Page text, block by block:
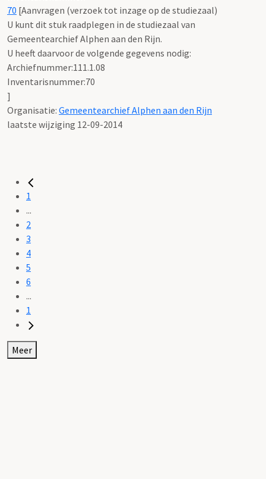
70 [Aanvragen (verzoek tot inzage op de studiezaal)
U kunt dit stuk raadplegen in de studiezaal van
Gemeentearchief Alphen aan den Rijn.
U heeft daarvoor de volgende gegevens nodig:
Archiefnummer:111.1.08
Inventarisnummer:70
]
Organisatie: Gemeentearchief Alphen aan den Rijn
laatste wijziging 12-09-2014
1
...
2
3
4
5
6
...
1
Meer